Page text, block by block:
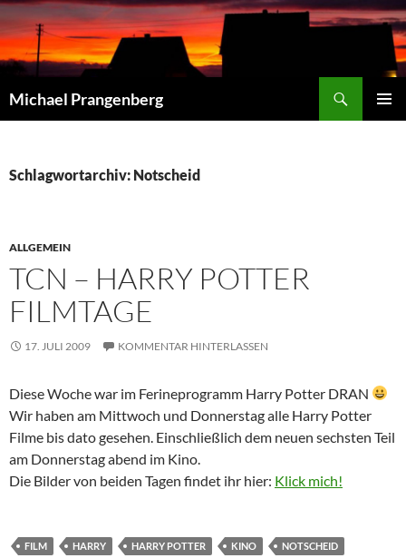
Zum
Inhalt
springen
Michael Prangenberg
Schlagwortarchiv: Notscheid
ALLGEMEIN
TCN – HARRY POTTER
FILMTAGE
17. JULI 2009 KOMMENTAR HINTERLASSEN
Diese Woche war im Ferineprogramm Harry Potter DRAN
Wir haben am Mittwoch und Donnerstag alle Harry Potter
Filme bis dato gesehen. Einschließlich dem neuen sechsten Teil
am Donnerstag abend im Kino.
Die Bilder von beiden Tagen findet ihr hier: Klick mich!
FILM HARRY HARRY POTTER KINO
NOTSCHEID